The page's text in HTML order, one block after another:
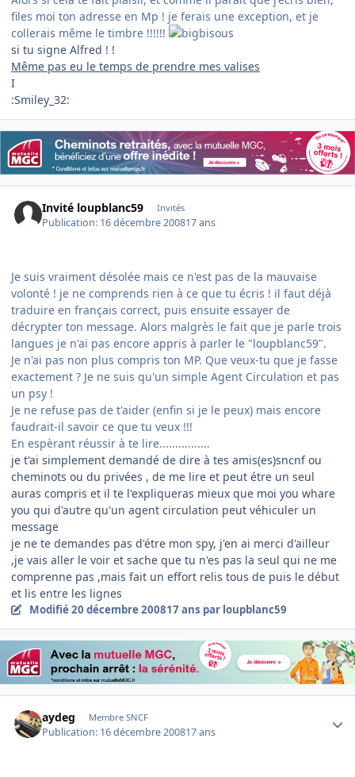
files moi ton adresse en Mp ! je ferais une exception, et je
collerais même le timbre !!!!!!
si tu signe Alfred ! !
Même pas eu le temps de prendre mes valises
I
:Smiley_32:
Invité loupblanc59 Invités
Publication: 16 décembre 200817 ans
Je suis vraiment désolée mais ce n'est pas de la mauvaise
volonté ! je ne comprends rien à ce que tu écris ! il faut déjà
traduire en français correct, puis ensuite essayer de
décrypter ton message. Alors malgrès le fait que je parle trois
langues je n'ai pas encore appris à parler le "loupblanc59".
Je n'ai pas non plus compris ton MP. Que veux-tu que je fasse
exactement ? Je ne suis qu'un simple Agent Circulation et pas
un psy !
Je ne refuse pas de t'aider (enfin si je le peux) mais encore
faudrait-il savoir ce que tu veux !!!
En espèrant réussir à te lire................
je t'ai simplement demandé de dire à tes amis(es)sncnf ou
cheminots ou du privées , de me lire et peut étre un seul
auras compris et il te l'expliqueras mieux que moi you whare
you qui d'autre qu'un agent circulation peut véhiculer un
message
je ne te demandes pas d'étre mon spy, j'en ai merci d'ailleur
,je vais aller le voir et sache que tu n'es pas la seul qui ne me
comprenne pas ,mais fait un effort relis tous de puis le début
et lis entre les lignes
Modifié20 décembre 200817 ans par loupblanc59
aydeg Membre SNCF
Publication: 16 décembre 200817 ans